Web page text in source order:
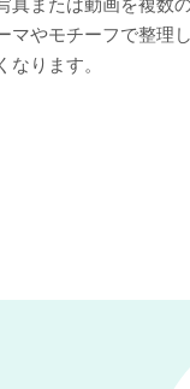
マやモチーフで整理
ります。